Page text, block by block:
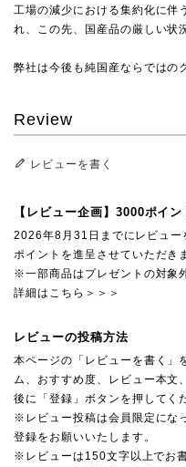
工場の減少における集約化に伴
れ、この先、国産品の厳しい状
弊社は今後も純国産ならではの
Review
レビューを書く
【レビュー企画】3000ポイン
2026年8月31日までにレビュ
ポイントを進呈させていただき
※一部商品はプレゼントの対象
詳細はこちら＞＞＞
レビューの投稿方法
本ページの「レビューを書く」
ム、おすすめ度、レビュー本文
後に「登録」ボタンを押してく
※レビュー投稿は会員限定にな
登録をお願いいたします。
※レビューは150文字以上でお